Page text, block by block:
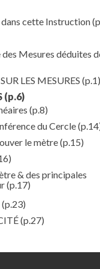
cette Instruction
Mesures déduites
LES MESURES (p.1)
(p.6)
(p.8)
du Cercle
le mètre(p.15)
& des principales
(p.17)
(p.23)
(p.27)